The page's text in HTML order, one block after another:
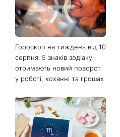
Гороскоп на тиждень від 10
серпня: 5 знаків зодіаку
отримають новий поворот
у роботі, коханні та грошах